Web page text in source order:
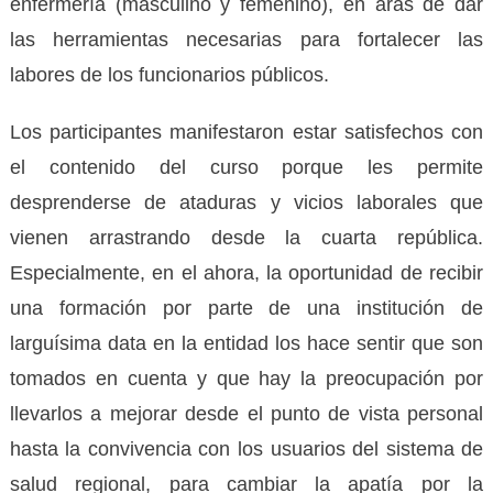
enfermería (masculino y femenino), en aras de dar
las herramientas necesarias para fortalecer las
labores de los funcionarios públicos.
Los participantes manifestaron estar satisfechos con
el contenido del curso porque les permite
desprenderse de ataduras y vicios laborales que
vienen arrastrando desde la cuarta república.
Especialmente, en el ahora, la oportunidad de recibir
una formación por parte de una institución de
larguísima data en la entidad los hace sentir que son
tomados en cuenta y que hay la preocupación por
llevarlos a mejorar desde el punto de vista personal
hasta la convivencia con los usuarios del sistema de
salud regional, para cambiar la apatía por la